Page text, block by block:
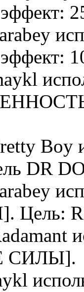
Boy
DR
]. Цель:
СИЛЫ].